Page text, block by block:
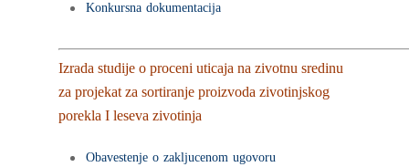
Konkursna dokumentacija
Izrada studije o proceni uticaja na zivotnu sredinu
za projekat za sortiranje proizvoda zivotinjskog
porekla I leseva zivotinja
Obavestenje o zakljucenom ugovoru